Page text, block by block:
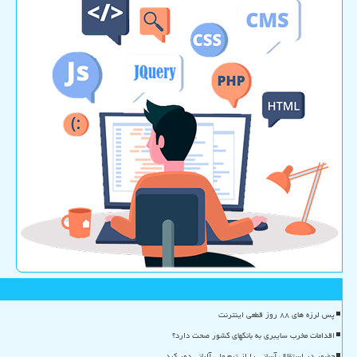
پس لرزه های ۸۸ روز قطعی اینترنت
اقدامات مخرب سایبری به بانکهای کشور صحت دارد؟